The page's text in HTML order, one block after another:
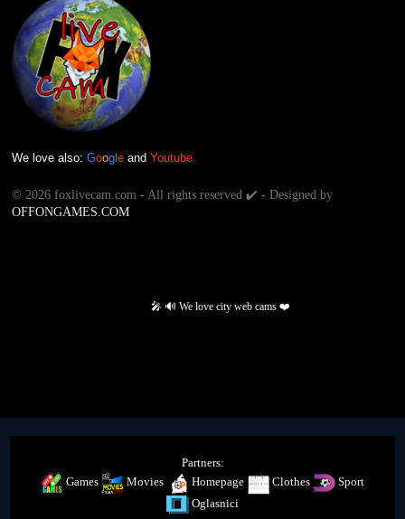
We love also: Goog e and Youtube
© 2026 foxlivecam.com - All rights reserved ✔️ - Designed by
OFFONGAMES.COM
🎤 🔊 We love city web cams ❤️
Partners:
Games
Movies Homepage Clothes
Sport
Oglasnici